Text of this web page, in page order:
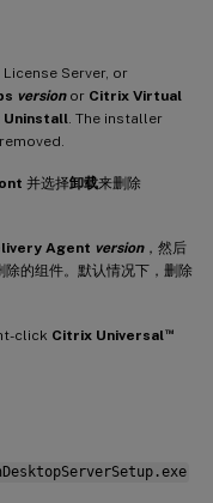
Server, or
versionor Citrix Virtual
Uninstall . The installer
并选择卸载来删除
Agent version，然后
的组件。默认情况下，删除
click Citrix Universal ™